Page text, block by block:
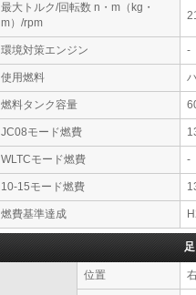
最大トルク/回転数 n・m（kg・
m）/rpm
環境対策エンジン -
使用燃料
燃料タンク容量
JC08モード燃費
WLTCモード燃費 -
10-15モード燃費
燃費基準達成
位置